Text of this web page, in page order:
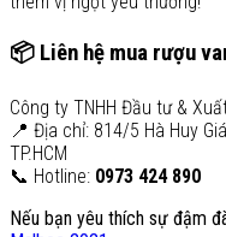
📦 Liên hệ mua rượu
Công ty TNHH Đầu tư &
📍 Địa chỉ: 814/5 Hà Huy
TP.HCM
📞 Hotline: 0973 424 890
Nếu bạn yêu thích sự đậm